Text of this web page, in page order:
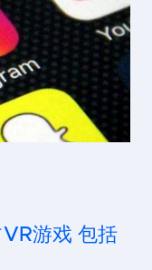
游戏 包括